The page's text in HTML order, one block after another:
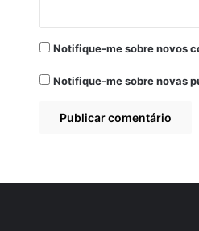
Notifique-me sobre novos
Notifique-me sobre novas